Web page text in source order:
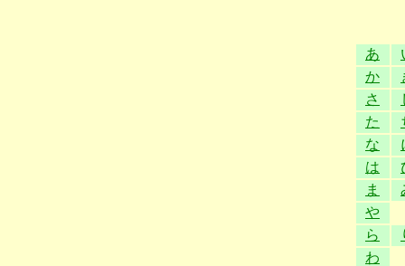
あ
か
さ
た
な
は
ま
や
ら
わ